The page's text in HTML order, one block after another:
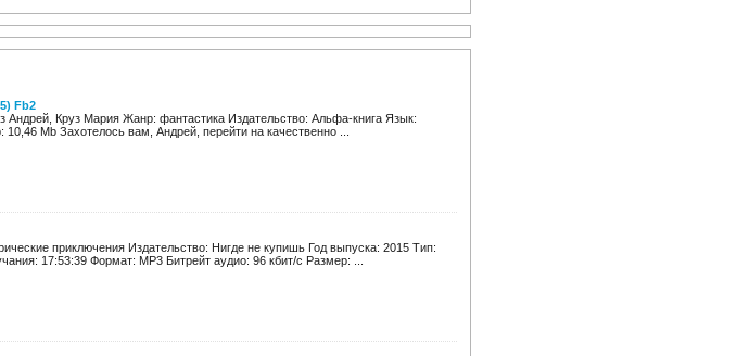
Fb2
Круз Мария Жанр: фантастика Издательство: Альфа-книга Язык:
Mb Захотелось вам, Андрей, перейти на качественно ...
приключения Издательство: Нигде не купишь Год выпуска: 2015 Тип:
17:53:39 Формат: MP3 Битрейт аудио: 96 кбит/c Размер: ...